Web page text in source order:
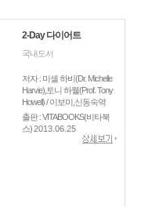
2-Day 다이어트
국내도서
저자 : 미셸 하비(Dr. Michelle
Harvie),토니 하웰(Prof. Tony
Howell) / 이보미,신동숙역
출판 : VITABOOKS(비타북
스)2013.06.25